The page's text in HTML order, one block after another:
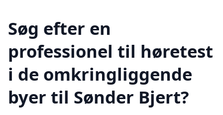
Søg efter en
professionel til høretest
i de omkringliggende
byer til Sønder Bjert?